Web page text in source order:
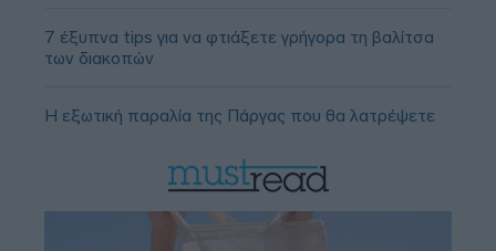
7 έξυπνα tips για να φτιάξετε γρήγορα τη βαλίτσα
των διακοπών
Η εξωτική παραλία της Πάργας που θα λατρέψετε